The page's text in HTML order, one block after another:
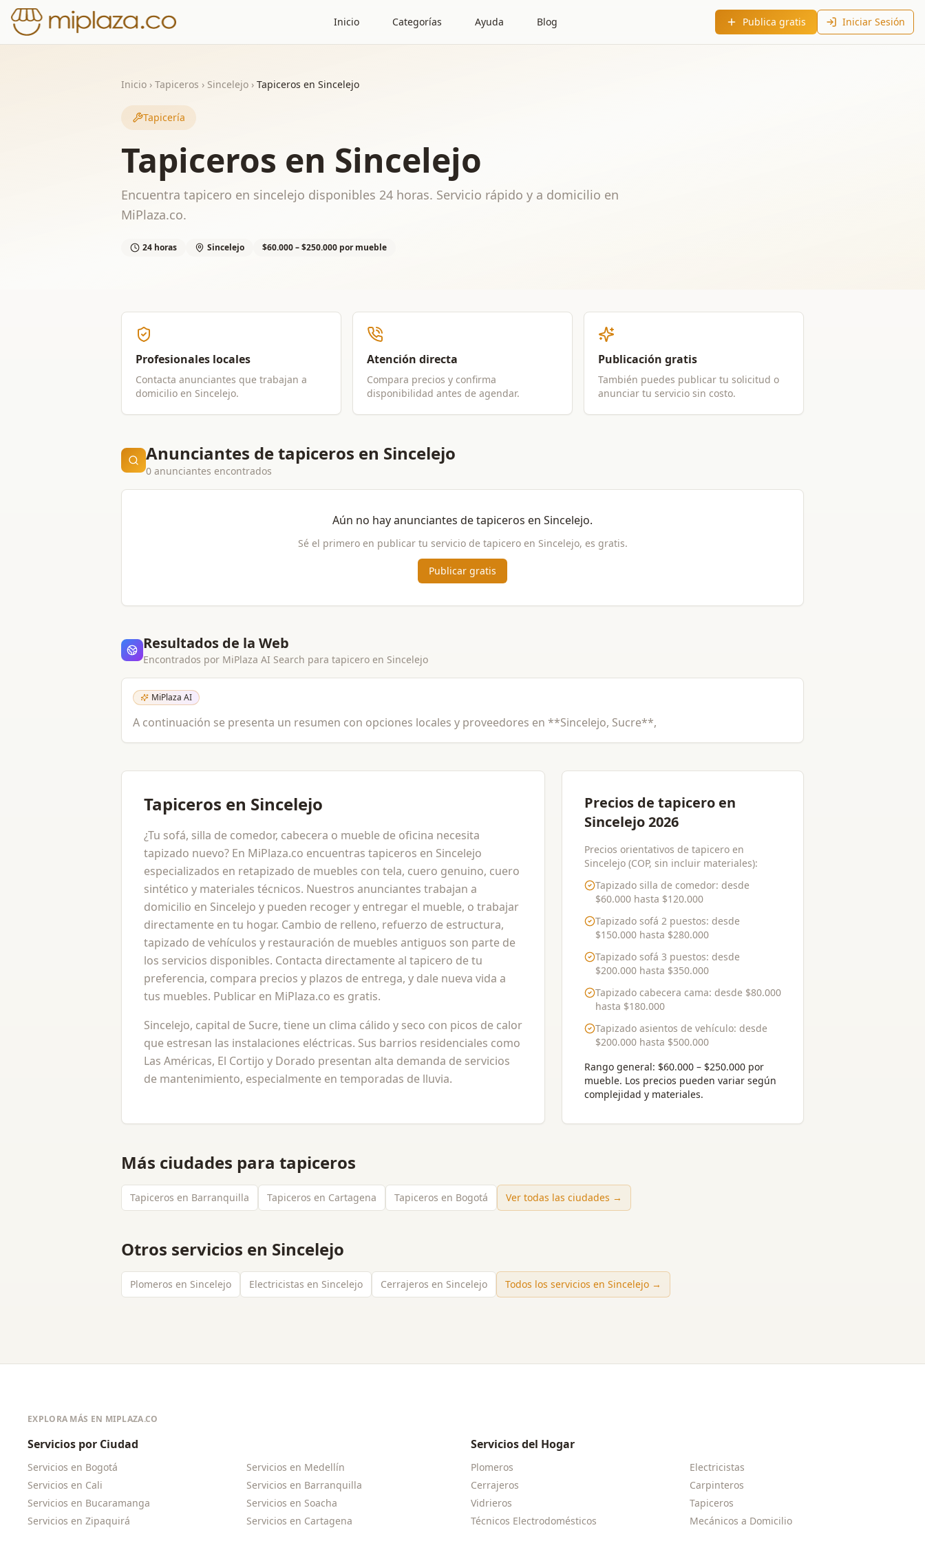
Inicio Categorías Ayuda Blog Publica gratis Iniciar Sesión
Inicio › Tapiceros › Sincelejo › Tapiceros en Sincelejo
Tapicería
Tapiceros en Sincelejo
Encuentra tapicero en sincelejo disponibles 24 horas. Servicio rápido y a domicilio en
MiPlaza.co.
24 horas Sincelejo $60.000 – $250.000 por mueble
Profesionales locales
Contacta anunciantes que trabajan a
domicilio en Sincelejo.
Atención directa
Compara precios y confirma
disponibilidad antes de agendar.
Publicación gratis
También puedes publicar tu solicitud o
anunciar tu servicio sin costo.
Anunciantes de tapiceros en Sincelejo
0 anunciantes encontrados
Aún no hay anunciantes detapiceros en Sincelejo.
Sé el primero en publicar tu servicio de tapiceroen Sincelejo, es gratis.
Publicar gratis
Resultados de la Web
Encontrados por MiPlaza AI Search para tapicero en Sincelejo
MiPlaza AI
A continuación se presenta un resumen con opciones locales y proveedores en **Sincelejo, Sucre**,
Tapiceros en Sincelejo
¿Tu sofá, silla de comedor, cabecera o mueble de oficina necesita
tapizado nuevo? En MiPlaza.co encuentras tapiceros en Sincelejo
especializados en retapizado de muebles con tela, cuero genuino, cuero
sintético y materiales técnicos. Nuestros anunciantes trabajan a
domicilio en Sincelejo y pueden recoger y entregar el mueble, o trabajar
directamente en tu hogar. Cambio de relleno, refuerzo de estructura,
tapizado de vehículos y restauración de muebles antiguos son parte de
los servicios disponibles. Contacta directamente al tapicero de tu
preferencia, compara precios y plazos de entrega, y dale nueva vida a
tus muebles. Publicar en MiPlaza.co es gratis.
Sincelejo, capital de Sucre, tiene un clima cálido y seco con picos de calor
que estresan las instalaciones eléctricas. Sus barrios residenciales como
Las Américas, El Cortijo y Dorado presentan alta demanda de servicios
de mantenimiento, especialmente en temporadas de lluvia.
Precios de tapicero en
Sincelejo 2026
Precios orientativos de tapicero en
Sincelejo (COP, sin incluir materiales):
Tapizado silla de comedor: desde
$60.000hasta $120.000
Tapizado sofá 2 puestos: desde
$150.000hasta $280.000
Tapizado sofá 3 puestos: desde
$200.000hasta $350.000
Tapizado cabecera cama: desde $80.000
hasta $180.000
Tapizado asientos de vehículo: desde
$200.000hasta $500.000
Rango general: $60.000 – $250.000 por
mueble. Los precios pueden variar según
complejidad y materiales.
Más ciudades para tapiceros
Tapiceros en Barranquilla Tapiceros en Cartagena Tapiceros en Bogotá Ver todas las ciudades →
Otros servicios en Sincelejo
Plomeros en Sincelejo Electricistas en Sincelejo Cerrajeros en Sincelejo Todos los servicios en Sincelejo →
EXPLORA MÁS EN MIPLAZA.CO
Servicios por Ciudad
Servicios en Bogotá Servicios en Medellín
Servicios en Cali Servicios en Barranquilla
Servicios en Bucaramanga Servicios en Soacha
Servicios en Zipaquirá Servicios en Cartagena
Servicios del Hogar
Plomeros
Electricistas
Cerrajeros
Carpinteros
Vidrieros
Tapiceros
Técnicos Electrodomésticos
Mecánicos a Domicilio